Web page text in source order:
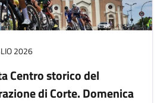
2026
Centro storico del
di Corte. Domenica